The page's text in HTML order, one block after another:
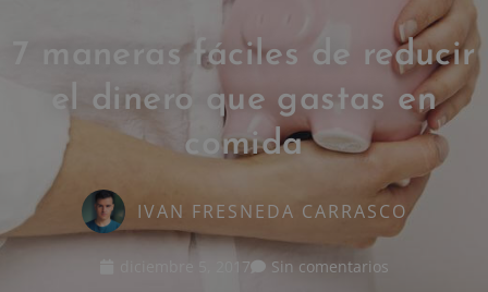
7 maneras fáciles de reducir
el dinero que gastas en
comida
IVAN FRESNEDA CARRASCO
diciembre 5, 2017 Sin comentarios